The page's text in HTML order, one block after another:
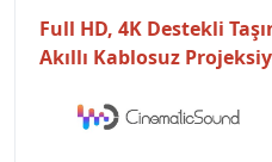
Full HD, 4K Destekli
Akıllı Kablosuz